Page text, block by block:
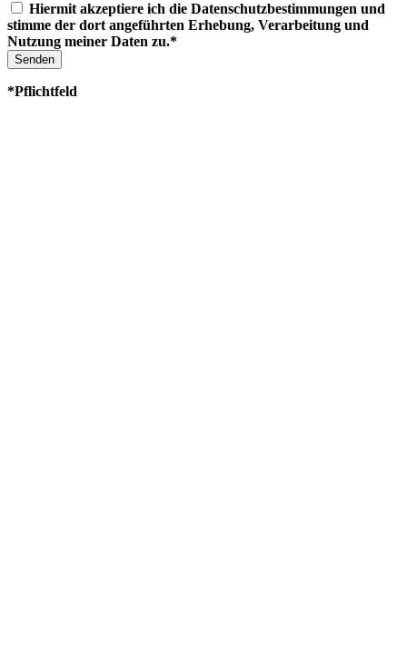
Hiermit akzeptiere ich die Datenschutzbestimmungen und
stimme der dort angeführten Erhebung, Verarbeitung und
Nutzung meiner Daten zu.*
Senden
*Pflichtfeld